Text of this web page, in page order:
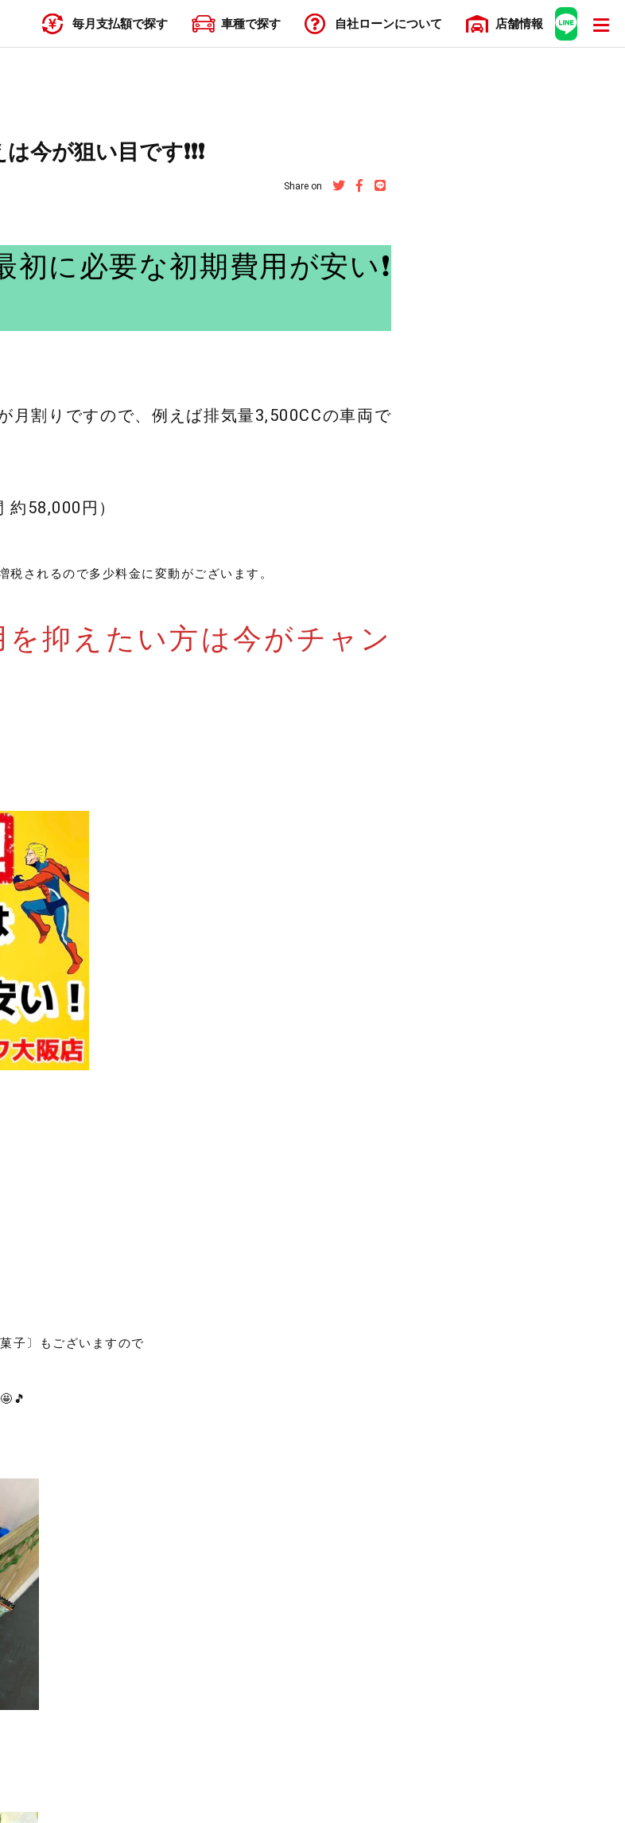
毎月支払額で探す 車種で探す 自社ローンについて 店舗情報
今が狙い目です❗❗❗
Share on
に必要な初期費用が安い❗
月割りですので、例えば排気量3,500CCの車両で
約58,000円）
されるので多少料金に変動がございます。
抑えたい方は今がチャン
子〕もございますので